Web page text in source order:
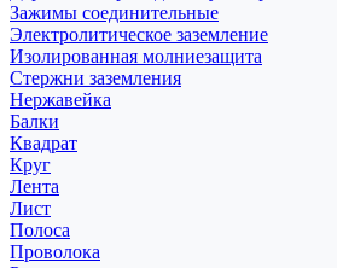
Зажимы соединительные
Электролитическое заземление
Изолированная молниезащита
Стержни заземления
Нержавейка
Балки
Квадрат
Круг
Лента
Лист
Полоса
Проволока